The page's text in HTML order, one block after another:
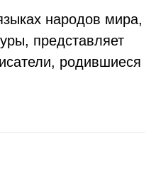
народов мира,
представляет
родившиеся